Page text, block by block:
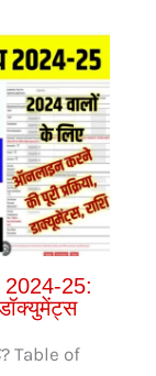
25:
Table of